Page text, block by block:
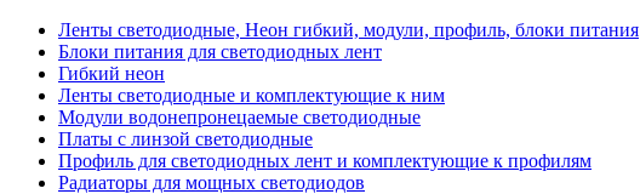
Ленты светодиодные, Неон гибкий, модули, профиль, блоки питания
Блоки питания для светодиодных лент
Гибкий неон
Ленты светодиодные и комплектующие к ним
Модули водонепронецаемые светодиодные
Платы с линзой светодиодные
Профиль для светодиодных лент и комплектующие к профилям
Радиаторы для мощных светодиодов